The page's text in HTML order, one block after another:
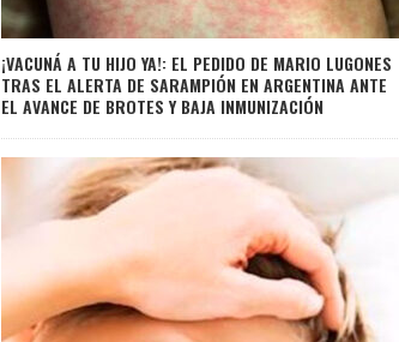
¡VACUNÁ A TU HIJO YA!: EL PEDIDO DE MARIO LUGONES
TRAS EL ALERTA DE SARAMPIÓN EN ARGENTINA ANTE
EL AVANCE DE BROTES Y BAJA INMUNIZACIÓN